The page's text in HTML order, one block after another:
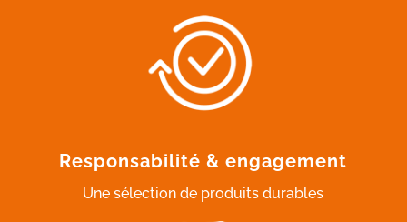
Responsabilité & engagement
Une sélection de produits durables